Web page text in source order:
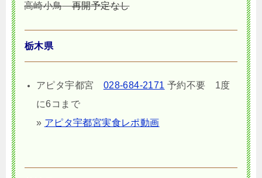
高崎小鳥再開予定なし
栃木県
アピタ宇都宮 028-684-2171 予約不要 1度
に6コまで
» アピタ宇都宮実食レポ動画